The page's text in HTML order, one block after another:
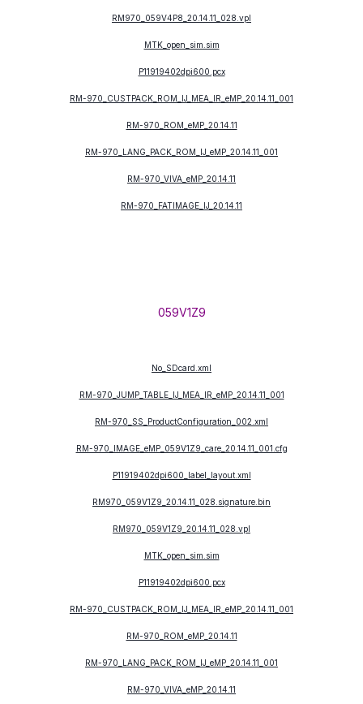
RM970_059V4P8_20.14.11_028.vpl
MTK_open_sim.sim
P11919402dpi600.pcx
RM-970_CUSTPACK_ROM_IJ_MEA_IR_eMP_20.14.11_001
RM-970_ROM_eMP_20.14.11
RM-970_LANG_PACK_ROM_IJ_eMP_20.14.11_001
RM-970_VIVA_eMP_20.14.11
RM-970_FATIMAGE_IJ_20.14.11
059V1Z9
No_SDcard.xml
RM-970_JUMP_TABLE_IJ_MEA_IR_eMP_20.14.11_001
RM-970_SS_ProductConfiguration_002.xml
RM-970_IMAGE_eMP_059V1Z9_care_20.14.11_001.cfg
P11919402dpi600_label_layout.xml
RM970_059V1Z9_20.14.11_028.signature.bin
RM970_059V1Z9_20.14.11_028.vpl
MTK_open_sim.sim
P11919402dpi600.pcx
RM-970_CUSTPACK_ROM_IJ_MEA_IR_eMP_20.14.11_001
RM-970_ROM_eMP_20.14.11
RM-970_LANG_PACK_ROM_IJ_eMP_20.14.11_001
RM-970_VIVA_eMP_20.14.11